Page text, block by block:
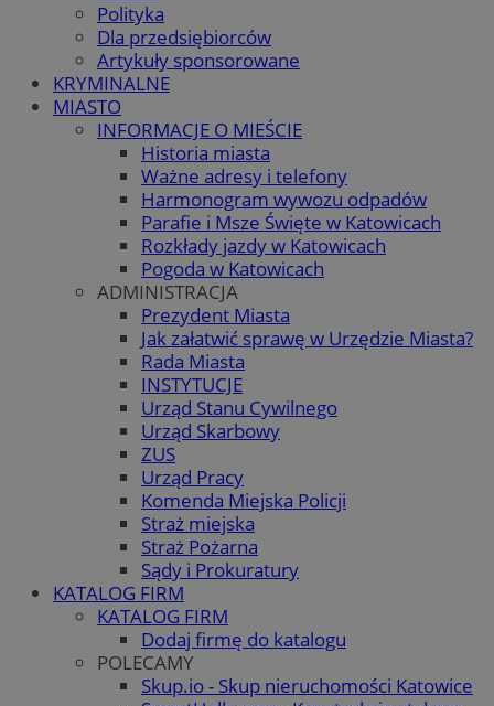
Polityka
Dla przedsiębiorców
Artykuły sponsorowane
KRYMINALNE
MIASTO
INFORMACJE O MIEŚCIE
Historia miasta
Ważne adresy i telefony
Harmonogram wywozu odpadów
Parafie i Msze Święte w Katowicach
Rozkłady jazdy w Katowicach
Pogoda w Katowicach
ADMINISTRACJA
Prezydent Miasta
Jak załatwić sprawę w Urzędzie Miasta?
Rada Miasta
INSTYTUCJE
Urząd Stanu Cywilnego
Urząd Skarbowy
ZUS
Urząd Pracy
Komenda Miejska Policji
Straż miejska
Straż Pożarna
Sądy i Prokuratury
KATALOG FIRM
KATALOG FIRM
Dodaj firmę do katalogu
POLECAMY
Skup.io - Skup nieruchomości Katowice